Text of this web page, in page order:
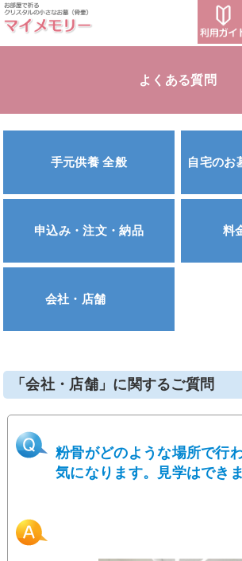
よくある質問
手元供養 全般 自宅のお
申込み・注文・納品 料
会社・店舗
「会社・店舗」に関するご質問
粉骨がどのような場所で行
気になります。見学はでき